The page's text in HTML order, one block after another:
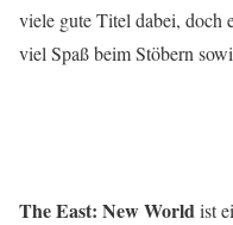
viele gute Titel dabei,
viel Spaß beim Stöbern
The East: New Worldist